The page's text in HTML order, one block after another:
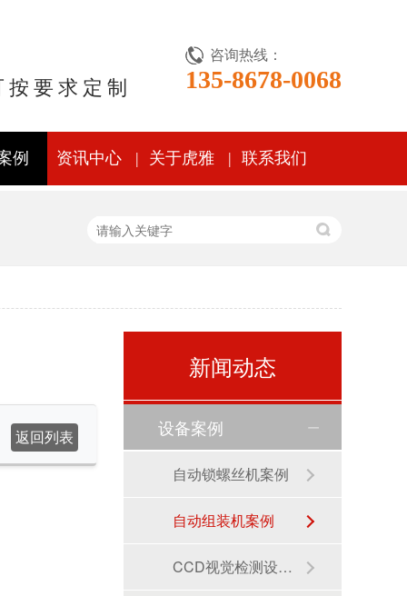
咨询热线：
135-8678-0068
要求定制
例 资讯中心 关于虎雅 联系我们
返回列表
新闻动态
设备案例
自动锁螺丝机案例
自动组装机案例
CCD视觉检测设备案例